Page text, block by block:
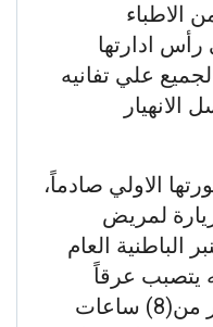
الاطباء
رأس ادارتها
علي تفانيه
الاولي صادماً،
لمريض
العام
يتصبب عرقاً
بسبب انقطاع الكهرباء لاكثر من(8) ساعات